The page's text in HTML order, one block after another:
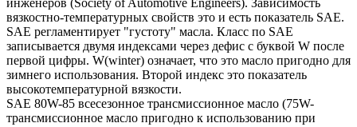
инженеров (Society of Automotive Engineers). Зависимость
вязкостно-температурных свойств это и есть показатель SAE.
SAE регламентирует "густоту" масла. Класс по SAE
записывается двумя индексами через дефис с буквой W после
первой цифры. W(winter) означает, что это масло пригодно для
зимнего использования. Второй индекс это показатель
высокотемпературной вязкости.
SAE 80W-85 всесезонное трансмиссионное масло (75W-
трансмиссионное масло пригодно к использованию при